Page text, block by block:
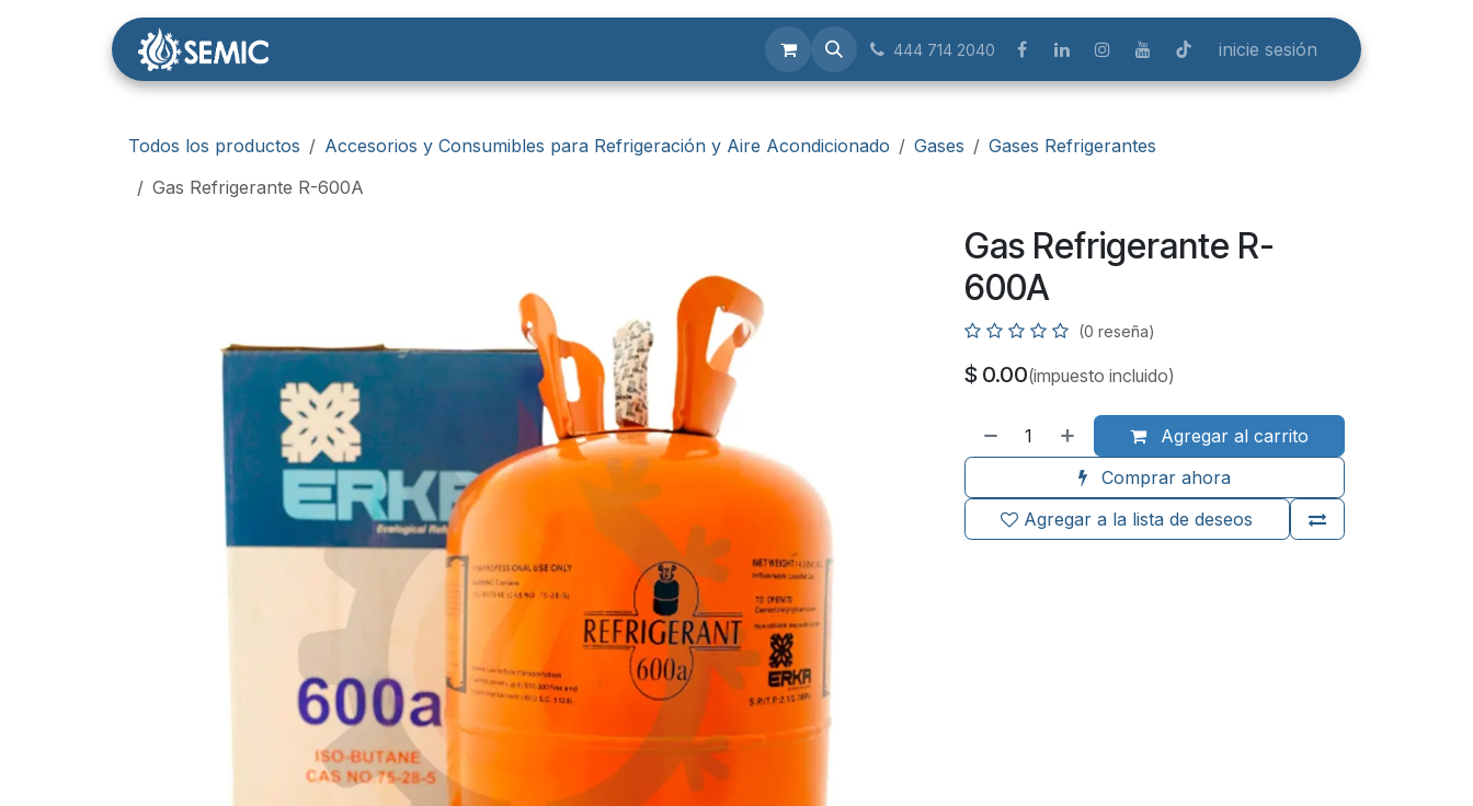
444 714 2040 inicie sesión
Todos los productos Accesorios y Consumibles para Refrigeración y Aire Acondicionado Gases
Gases Refrigerantes
Gas Refrigerante R-600A
Gas Refrigerante R-
600A
(0 reseña)
$ 0.00(impuesto incluido)
Agregar al carrito
Comprar ahora
Agregar a la lista de deseos